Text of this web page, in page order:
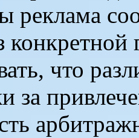
конкретной
что
за